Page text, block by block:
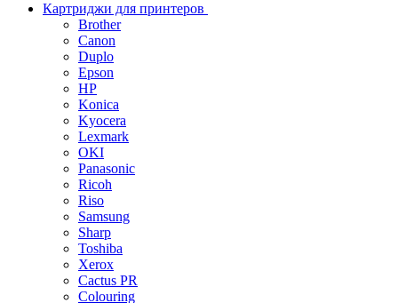
Картриджи для принтеров
Brother
Canon
Duplo
Epson
HP
Konica
Kyocera
Lexmark
OKI
Panasonic
Ricoh
Riso
Samsung
Sharp
Toshiba
Xerox
Cactus PR
Colouring